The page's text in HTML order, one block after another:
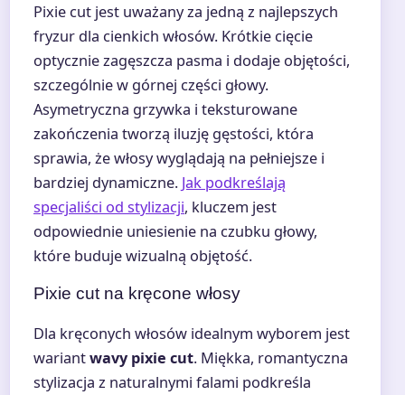
Pixie cut jest uważany za jedną z najlepszych
fryzur dla cienkich włosów. Krótkie cięcie
optycznie zagęszcza pasma i dodaje objętości,
szczególnie w górnej części głowy.
Asymetryczna grzywka i teksturowane
zakończenia tworzą iluzję gęstości, która
sprawia, że włosy wyglądają na pełniejsze i
bardziej dynamiczne. Jak podkreślają
specjaliści od stylizacji, kluczem jest
odpowiednie uniesienie na czubku głowy,
które buduje wizualną objętość.
Pixie cut na kręcone włosy
Dla kręconych włosów idealnym wyborem jest
wariantwavy pixie cut. Miękka, romantyczna
stylizacja z naturalnymi falami podkreśla